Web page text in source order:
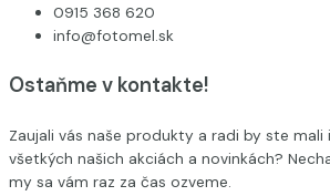
0915 368 620
info@fotomel.sk
Ostaňme v kontakte!
Zaujali vás naše produkty a radi by ste mali
všetkých našich akciách a novinkách?
my sa vám raz za čas ozveme.